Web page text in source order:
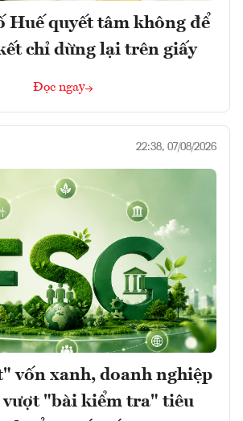
Huế quyết tâm không để
chỉ dừng lại trên giấy
Đọc ngay
22:38, 07/08/2026
vốn xanh, doanh nghiệp
vượt "bài kiểm tra" tiêu